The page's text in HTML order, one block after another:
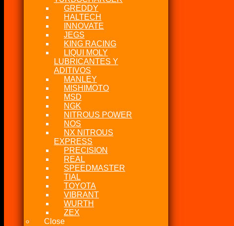
GREDDY
HALTECH
INNOVATE
JEGS
KING RACING
LIQUI MOLY
LUBRICANTES Y
ADITIVOS
MANLEY
MISHIMOTO
MSD
NGK
NITROUS POWER
NOS
NX NITROUS
EXPRESS
PRECISION
REAL
SPEEDMASTER
TIAL
TOYOTA
VIBRANT
WURTH
ZEX
Close